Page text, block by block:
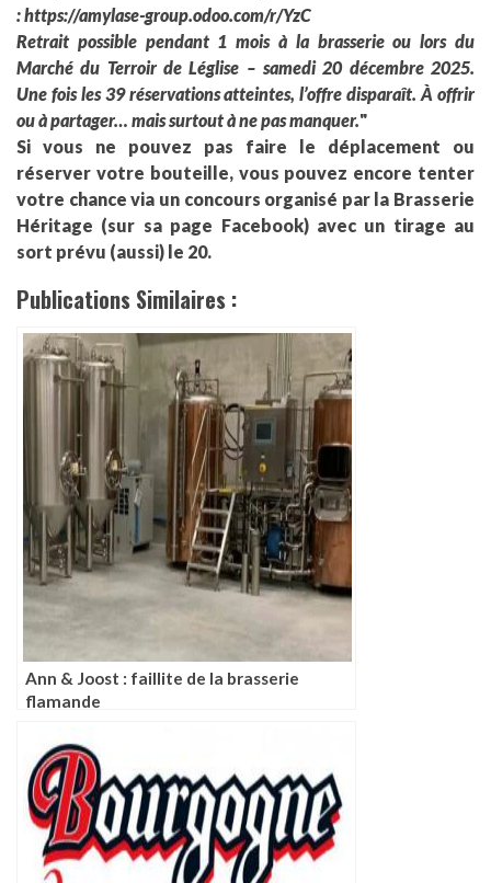
:https://amylase-group.odoo.com/r/YzC
Retrait possible pendant 1 mois à la brasserie ou lors du
Marché du Terroir de Léglise – samedi 20 décembre 2025.
Une fois les 39 réservations atteintes, l’offre disparaît. À offrir
ou à partager… mais surtout à ne pas manquer."
Si vous ne pouvez pas faire le déplacement ou
réserver votre bouteille, vous pouvez encore tenter
votre chance via un concours organisé par la Brasserie
Héritage (sur sa page Facebook) avec un tirage au
sort prévu (aussi) le 20.
Publications Similaires :
Ann & Joost : faillite de la brasserie
flamande